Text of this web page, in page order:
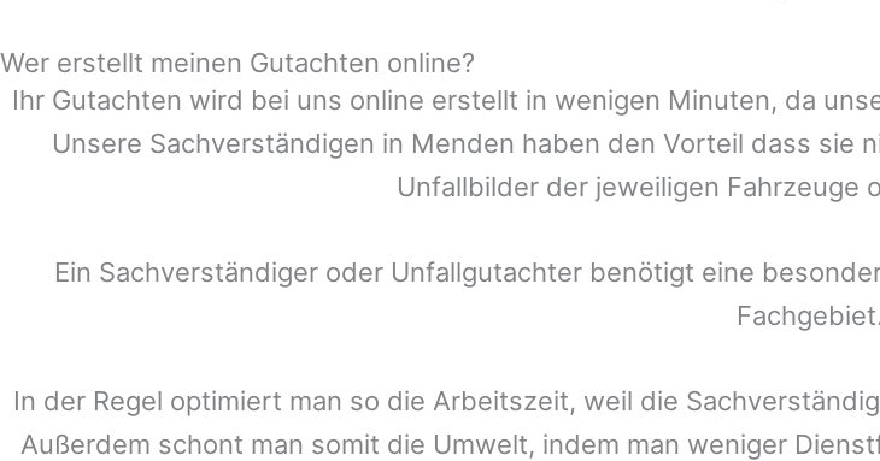
Wer erstellt meinen Gutachten online?
Ihr Gutachten wird bei uns online erstellt in wenigen Minuten, da
Unsere Sachverständigen in Menden haben den Vorteil dass sie
Unfallbilder der jeweiligen Fahrzeuge
Ein Sachverständiger oder Unfallgutachter benötigt eine
In der Regel optimiert man so die Arbeitszeit, weil die
Außerdem schont man somit die Umwelt, indem man weniger